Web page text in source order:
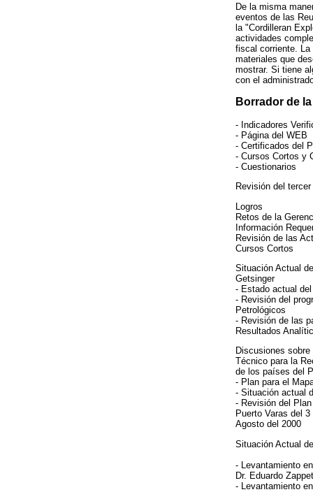
De la misma
eventos de las
la "Cordilleran
actividades
fiscal corriente.
materiales que
mostrar. Si tiene
con el
Borrador de
- Indicadores
- Página del WEB
- Certificados del
- Cursos Cortos y
- Cuestionarios
Revisión del
Logros
Retos de la
Información
Revisión de las
Cursos Cortos
Situación Actual
Getsinger
- Estado actual
- Revisión del
Petrológicos
- Revisión de las
Resultados
Discusiones
Técnico para la
de los países del
- Plan para el
- Situación actual
- Revisión del
Puerto Varas del
Agosto del 2000
Situación Actual
- Levantamiento
Dr. Eduardo
- Levantamiento